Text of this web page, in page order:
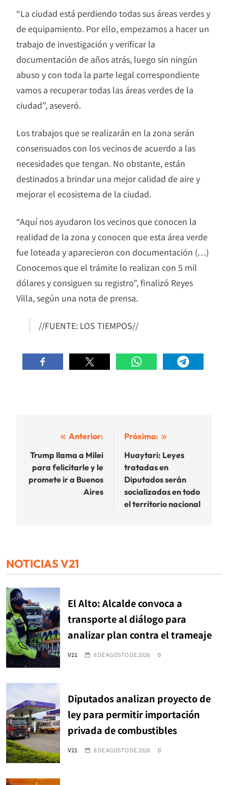
“La ciudad está perdiendo todas sus áreas verdes y
de equipamiento. Por ello, empezamos a hacer un
trabajo de investigación y verificar la
documentación de años atrás, luego sin ningún
abuso y con toda la parte legal correspondiente
vamos a recuperar todas las áreas verdes de la
ciudad”, aseveró.
Los trabajos que se realizarán en la zona serán
consensuados con los vecinos de acuerdo a las
necesidades que tengan. No obstante, están
destinados a brindar una mejor calidad de aire y
mejorar el ecosistema de la ciudad.
“Aquí nos ayudaron los vecinos que conocen la
realidad de la zona y conocen que esta área verde
fue loteada y aparecieron con documentación (…)
Conocemos que el trámite lo realizan con 5 mil
dólares y consiguen su registro”, finalizó Reyes
Villa, según una nota de prensa.
//FUENTE: LOS TIEMPOS//
Navegación
de
entradas
Anterior:
Trump llama a Milei
para felicitarle y le
promete ir a Buenos
Aires
Próximo:
Huaytari: Leyes
tratadas en
Diputados serán
socializadas en todo
el territorio nacional
NOTICIAS V21
El Alto: Alcalde convoca a
transporte al diálogo para
analizar plan contra el trameaje
V21 8 DE AGOSTO DE 2026 0
Diputados analizan proyecto de
ley para permitir importación
privada de combustibles
V21 8 DE AGOSTO DE 2026 0